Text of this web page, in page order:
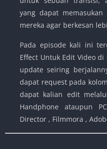
yang dapat
mereka agar berkesan
Pada episode kali ini
Effect Untuk Edit Video
update seiring
dapat request pada
dapat kalian edit
Handphone ataupun
Director , Filmmora ,